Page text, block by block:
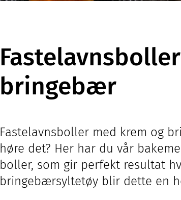
bringebær
Fastelavnsboller med krem og
høre det? Her har du vår
boller, som gir perfekt resultat
bringebærsyltetøy blir dette en